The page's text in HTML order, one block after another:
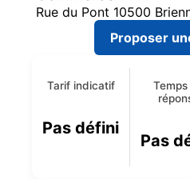
Rue du Pont 10500
Proposer
Tarif indicatif
Pas défini
Pas